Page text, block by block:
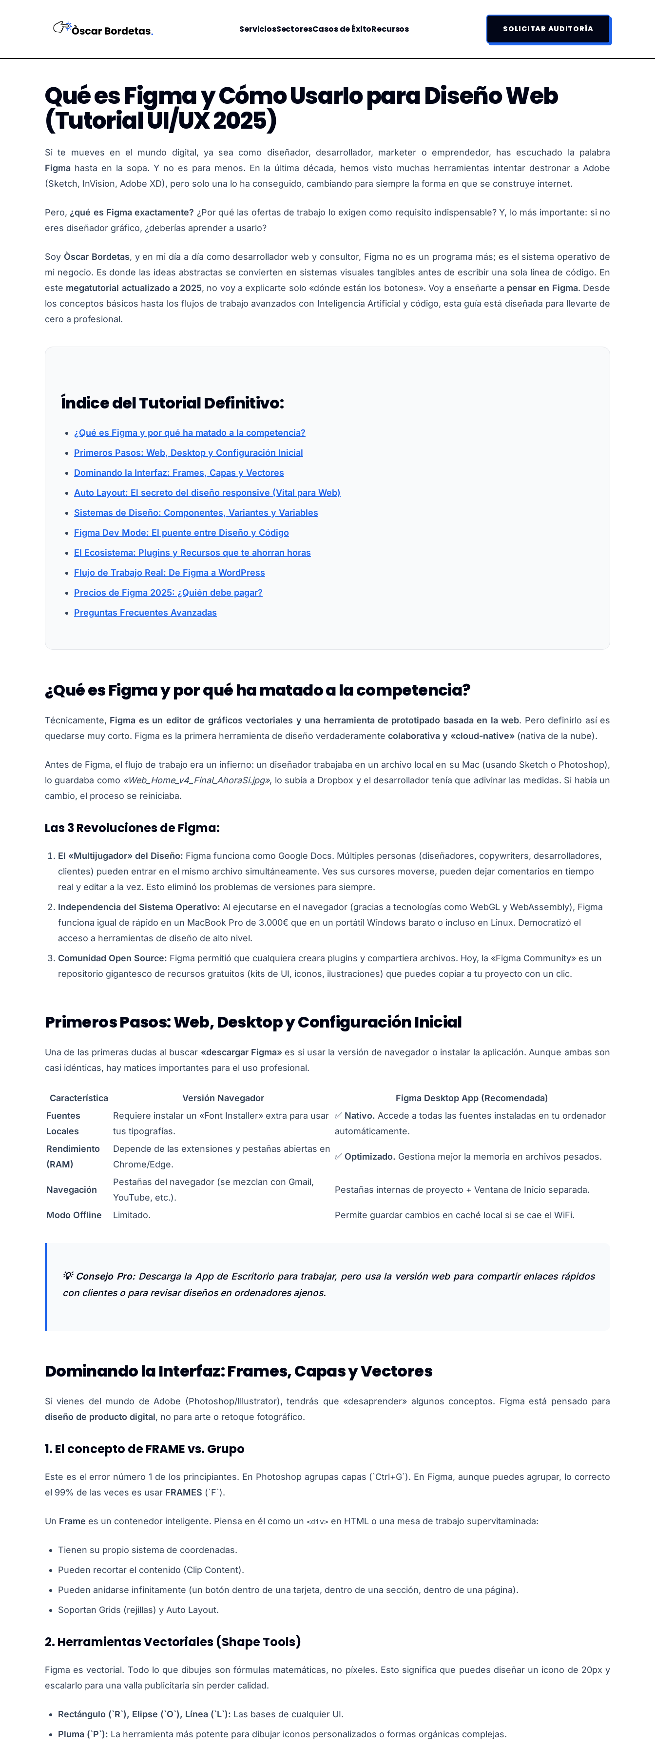
ServiciosSectoresCasos de ÉxitoRecursos SOLICITAR AUDITORÍA
Qué es Figma y Cómo Usarlo para Diseño Web
(Tutorial UI/UX 2025)
Si te mueves en el mundo digital, ya sea como diseñador, desarrollador, marketer o emprendedor, has escuchado la palabra
Figma hasta en la sopa. Y no es para menos. En la última década, hemos visto muchas herramientas intentar destronar a Adobe
(Sketch, InVision, Adobe XD), pero solo una lo ha conseguido, cambiando para siempre la forma en que se construye internet.
Pero, ¿qué es Figma exactamente? ¿Por qué las ofertas de trabajo lo exigen como requisito indispensable? Y, lo más importante: si no
eres diseñador gráfico, ¿deberías aprender a usarlo?
Soy Òscar Bordetas, y en mi día a día como desarrollador web y consultor, Figma no es un programa más; es el sistema operativo de
mi negocio. Es donde las ideas abstractas se convierten en sistemas visuales tangibles antes de escribir una sola línea de código. En
este megatutorial actualizado a 2025, no voy a explicarte solo «dónde están los botones». Voy a enseñarte a pensar en Figma. Desde
los conceptos básicos hasta los flujos de trabajo avanzados con Inteligencia Artificial y código, esta guía está diseñada para llevarte de
cero a profesional.
Índice del Tutorial Definitivo:
¿Qué es Figma y por qué ha matado a la competencia?
Primeros Pasos: Web, Desktop y Configuración Inicial
Dominando la Interfaz: Frames, Capas y Vectores
Auto Layout: El secreto del diseño responsive (Vital para Web)
Sistemas de Diseño: Componentes, Variantes y Variables
Figma Dev Mode: El puente entre Diseño y Código
El Ecosistema: Plugins y Recursos que te ahorran horas
Flujo de Trabajo Real: De Figma a WordPress
Precios de Figma 2025: ¿Quién debe pagar?
Preguntas Frecuentes Avanzadas
¿Qué es Figma y por qué ha matado a la competencia?
Técnicamente, Figma es un editor de gráficos vectoriales y una herramienta de prototipado basada en la web. Pero definirlo así es
quedarse muy corto. Figma es la primera herramienta de diseño verdaderamente colaborativa y «cloud-native» (nativa de la nube).
Antes de Figma, el flujo de trabajo era un infierno: un diseñador trabajaba en un archivo local en su Mac (usando Sketch o Photoshop),
lo guardaba como «Web_Home_v4_Final_AhoraSi.jpg», lo subía a Dropbox y el desarrollador tenía que adivinar las medidas. Si había un
cambio, el proceso se reiniciaba.
Las 3 Revoluciones de Figma:
El «Multijugador» del Diseño: Figma funciona como Google Docs. Múltiples personas (diseñadores, copywriters, desarrolladores,
clientes) pueden entrar en el mismo archivo simultáneamente. Ves sus cursores moverse, pueden dejar comentarios en tiempo
real y editar a la vez. Esto eliminó los problemas de versiones para siempre.
Independencia del Sistema Operativo: Al ejecutarse en el navegador (gracias a tecnologías como WebGL y WebAssembly), Figma
funciona igual de rápido en un MacBook Pro de 3.000€ que en un portátil Windows barato o incluso en Linux. Democratizó el
acceso a herramientas de diseño de alto nivel.
Comunidad Open Source: Figma permitió que cualquiera creara plugins y compartiera archivos. Hoy, la «Figma Community» es un
repositorio gigantesco de recursos gratuitos (kits de UI, iconos, ilustraciones) que puedes copiar a tu proyecto con un clic.
Primeros Pasos: Web, Desktop y Configuración Inicial
Una de las primeras dudas al buscar «descargar Figma»es si usar la versión de navegador o instalar la aplicación. Aunque ambas son
casi idénticas, hay matices importantes para el uso profesional.
Característica Versión Navegador
Figma Desktop App (Recomendada)
Fuentes
Locales
Requiere instalar un «Font Installer» extra para usar
tus tipografías.
✅ Nativo. Accede a todas las fuentes instaladas en tu ordenador
automáticamente.
Rendimiento
(RAM)
Depende de las extensiones y pestañas abiertas en
Chrome/Edge.
✅ Optimizado. Gestiona mejor la memoria en archivos pesados.
Navegación
Pestañas del navegador (se mezclan con Gmail,
YouTube, etc.).
Pestañas internas de proyecto + Ventana de Inicio separada.
Modo Offline Limitado. Permite guardar cambios en caché local si se cae el WiFi.
💡 Consejo Pro:Descarga la App de Escritorio para trabajar, pero usa la versión web para compartir enlaces rápidos
con clientes o para revisar diseños en ordenadores ajenos.
Dominando la Interfaz: Frames, Capas y Vectores
Si vienes del mundo de Adobe (Photoshop/Illustrator), tendrás que «desaprender» algunos conceptos. Figma está pensado para
diseño de producto digital, no para arte o retoque fotográfico.
1. El concepto de FRAME vs. Grupo
Este es el error número 1 de los principiantes. En Photoshop agrupas capas (`Ctrl+G`). En Figma, aunque puedes agrupar, lo correcto
el 99% de las veces es usar FRAMES (`F`).
Un Frame es un contenedor inteligente. Piensa en él como un <div> en HTML o una mesa de trabajo supervitaminada:
Tienen su propio sistema de coordenadas.
Pueden recortar el contenido (Clip Content).
Pueden anidarse infinitamente (un botón dentro de una tarjeta, dentro de una sección, dentro de una página).
Soportan Grids (rejillas) y Auto Layout.
2. Herramientas Vectoriales (Shape Tools)
Figma es vectorial. Todo lo que dibujes son fórmulas matemáticas, no píxeles. Esto significa que puedes diseñar un icono de 20px y
escalarlo para una valla publicitaria sin perder calidad.
Rectángulo (`R`), Elipse (`O`), Línea (`L`): Las bases de cualquier UI.
Pluma (`P`): La herramienta más potente para dibujar iconos personalizados o formas orgánicas complejas.